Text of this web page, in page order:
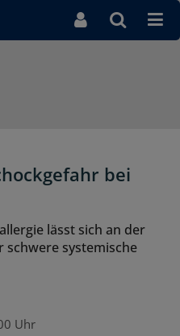
bei
lässt sich an der
schwere systemische
Uhr